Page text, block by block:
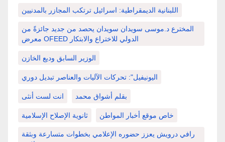
اللبنانية الديمقراطية: اسرائيل ترتكب المجازر بالمدنيين
المخترع د.موسى سويدان سويدان يحصد من جديد جائزةً من
معرض OFEED الدولي للاختراع والابتكار
الوزير السابق وديع الخازن
اليونيفيل": تحركات الآليات والعناصر تبديل دوري
انت لست أنثى بقلم أشواق محمد
ثانوية الإصلاح الإسلامية خاص موقع أخبار المواطن
رافي درويش يعزز حضوره الإعلامي بخطوات متسارعة وبثقة